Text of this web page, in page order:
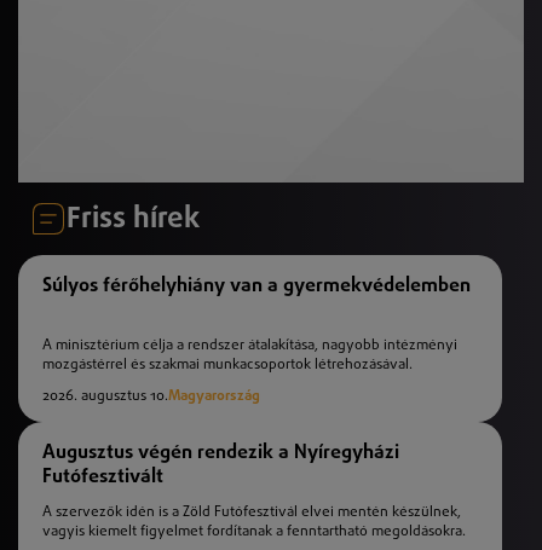
Friss hírek
Súlyos férőhelyhiány van a gyermekvédelemben
A minisztérium célja a rendszer átalakítása, nagyobb intézményi
mozgástérrel és szakmai munkacsoportok létrehozásával.
2026. augusztus 10.Magyarország
Augusztus végén rendezik a Nyíregyházi
Futófesztivált
A szervezők idén is a Zöld Futófesztivál elvei mentén készülnek,
vagyis kiemelt figyelmet fordítanak a fenntartható megoldásokra.